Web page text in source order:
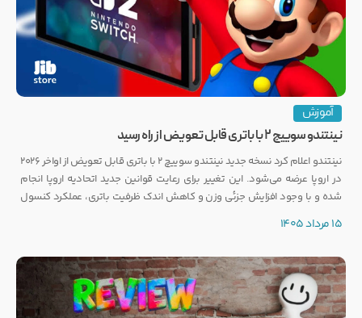
آموزش
نینتندو سوییچ ۲ با باتری قابل تعویض از راه رسید
نینتندو اعلام کرد نسخه جدید نینتندو سوییچ ۲ با باتری قابل تعویض از اواخر ۲۰۲۶
در اروپا عرضه می‌شود. این تغییر برای رعایت قوانین جدید اتحادیه اروپا انجام
شده و با وجود افزایش جزئی وزن و کاهش اندک ظرفیت باتری، عملکرد کنسول
15 مرداد 1405